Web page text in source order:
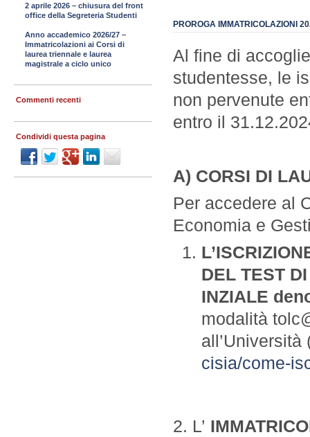
PROROGA IMMATRICOLAZIONI
Al fine di
studentesse, le
non pervenute
entro il
A) CORSI DI
Per accedere al
Economia e
DEL TEST
INZIALE
modalità
all’Università
cisia/come-
2. L’
2 aprile 2026 – chiusura del front
office della Segreteria Studenti
Anno accademico 2026/27 –
Immatricolazioni ai Corsi di
laurea triennale e laurea
magistrale a ciclo unico
Commenti recenti
Condividi questa pagina